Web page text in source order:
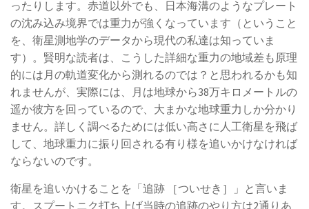
ったりします。赤道以外でも、日本海溝のようなプレート
の沈み込み境界では重力が強くなっています（ということ
を、衛星測地学のデータから現代の私達は知っていま
す）。賢明な読者は、こうした詳細な重力の地域差も原理
的には月の軌道変化から測れるのでは？と思われるかも知
れませんが、実際には、月は地球から38万キロメートルの
遥か彼方を回っているので、大まかな地球重力しか分かり
ません。詳しく調べるためには低い高さに人工衛星を飛ば
して、地球重力に振り回される有り様を追いかけなければ
ならないのです。
衛星を追いかけることを「追跡 ［ついせき］」と言いま
す。スプートニク打ち上げ当時の追跡のやり方は2通りあ